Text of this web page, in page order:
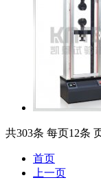
共303条 每页12条
首页
上一页